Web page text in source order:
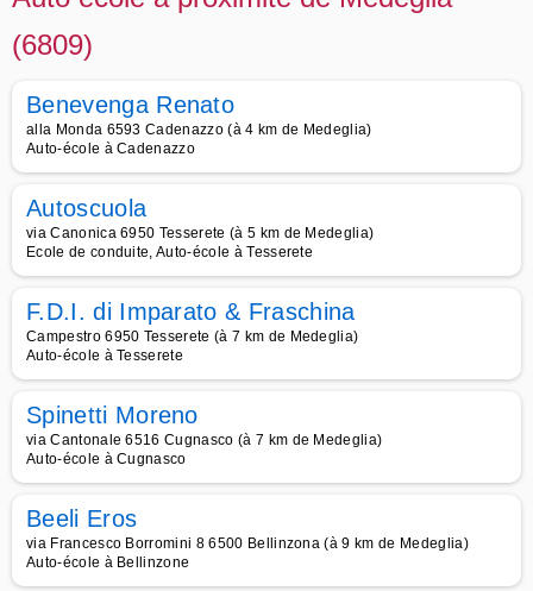
(6809)
Benevenga Renato
alla Monda 6593 Cadenazzo (à 4 km de Medeglia)
Auto-école à Cadenazzo
Autoscuola
via Canonica 6950 Tesserete (à 5 km de Medeglia)
Ecole de conduite, Auto-école à Tesserete
F.D.I. di Imparato & Fraschina
Campestro 6950 Tesserete (à 7 km de Medeglia)
Auto-école à Tesserete
Spinetti Moreno
via Cantonale 6516 Cugnasco (à 7 km de Medeglia)
Auto-école à Cugnasco
Beeli Eros
via Francesco Borromini 8 6500 Bellinzona (à 9 km de Medeglia)
Auto-école à Bellinzone